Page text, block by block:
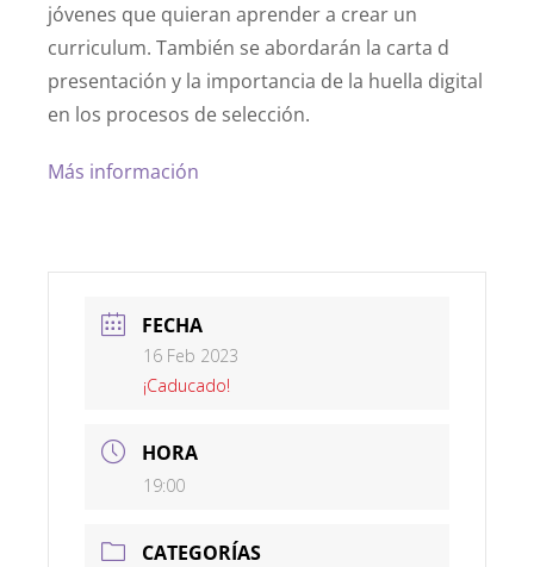
jóvenes que quieran aprender a crear un
curriculum. También se abordarán la carta d
presentación y la importancia de la huella digital
en los procesos de selección.
Más información
FECHA
16 Feb 2023
¡Caducado!
HORA
19:00
CATEGORÍAS